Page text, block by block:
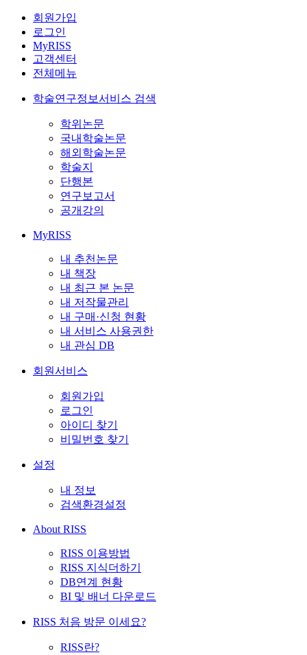
회원가입
로그인
MyRISS
고객센터
전체메뉴
학술연구정보서비스 검색
학위논문
국내학술논문
해외학술논문
학술지
단행본
연구보고서
공개강의
MyRISS
내 추천논문
내 책장
내 최근 본 논문
내 저작물관리
내 구매·신청 현황
내 서비스 사용권한
내 관심 DB
회원서비스
회원가입
로그인
아이디 찾기
비밀번호 찾기
설정
내 정보
검색환경설정
About RISS
RISS 이용방법
RISS 지식더하기
DB연계 현황
BI 및 배너 다운로드
RISS 처음 방문 이세요?
RISS란?